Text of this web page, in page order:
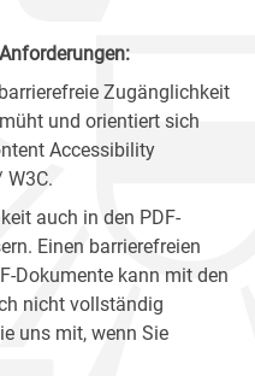
Zugänglichkeit
und orientiert sich
Accessibility
W3C.
auch in den PDF-
Einen barrierefreien
Dokumente kann mit den
nicht vollständig
uns mit, wenn Sie